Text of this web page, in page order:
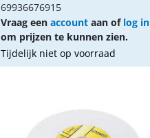
69936676915
Vraag een accountaan of log in
om prijzen te kunnen zien.
Tijdelijk niet op voorraad